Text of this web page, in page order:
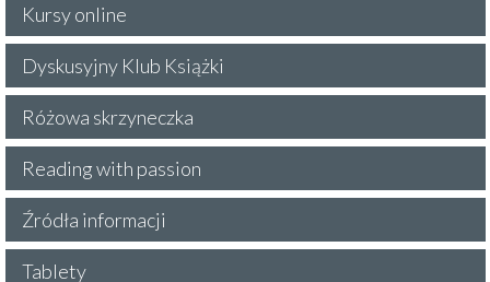
Kursy online
Dyskusyjny Klub Książki
Różowa skrzyneczka
Reading with passion
Źródła informacji
Tablety